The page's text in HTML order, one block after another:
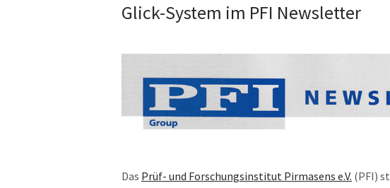
Glick-System im PFI Newsletter
Das Prüf- und Forschungsinstitut Pirmasens e.V. (PFI)